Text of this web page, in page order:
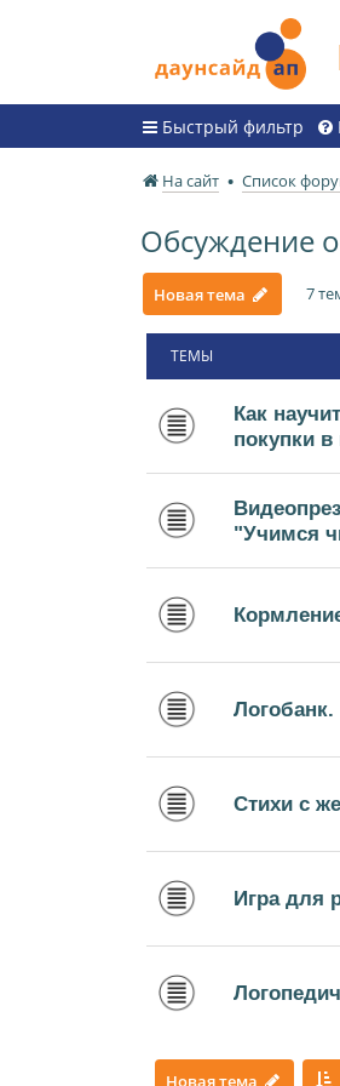
Быстрый фильтр
На сайт Список
Обсуждение
Новая тема 7
ТЕМЫ
Как
покупки в
"Учимся
Стихи с
Игра для
Новая тема